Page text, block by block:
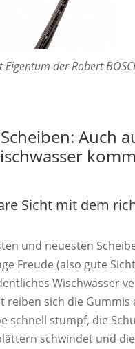
Eigentum der Robert
Auch
Sicht mit dem
und neuesten
Freude (also gute
Wischwasser
reiben sich die Gummis
schnell stumpf, die
schwindet und die